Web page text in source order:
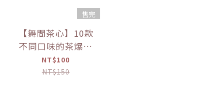
售完
【舞間茶心】10款
不同口味的茶爆米
花 60g 【優惠限
定】
NT$100
NT$150